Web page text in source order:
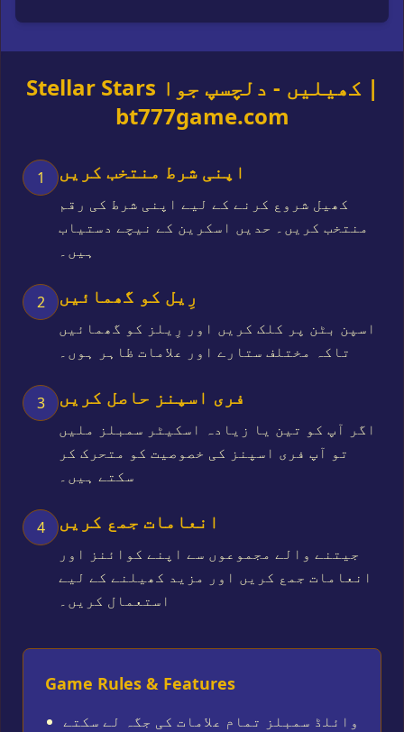
Stellar Stars کھیلیں - دلچسپ جوا |
bt777game.com
1 اپنی شرط منتخب کریں
کھیل شروع کرنے کے لیے اپنی شرط کی رقم
منتخب کریں۔ حدیں اسکرین کے نیچے دستیاب
ہیں۔
2 رِیل کو گھمائیں
اسپن بٹن پر کلک کریں اور رِیلز کو گھمائیں
تاکہ مختلف ستارے اور علامات ظاہر ہوں۔
3 فری اسپنز حاصل کریں
اگر آپ کو تین یا زیادہ اسکیٹر سمبلز ملیں
تو آپ فری اسپنز کی خصوصیت کو متحرک کر
سکتے ہیں۔
4 انعامات جمع کریں
جیتنے والے مجموعوں سے اپنے کوائنز اور
انعامات جمع کریں اور مزید کھیلنے کے لیے
استعمال کریں۔
Game Rules & Features
وائلڈ سمبلز تمام علامات کی جگہ لے سکتے